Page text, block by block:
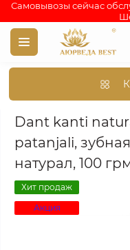
Самовывозы сейчас
Аюрведа каталог
Dant kanti
patanjali,
натурал, 100
Хит продаж
Акция